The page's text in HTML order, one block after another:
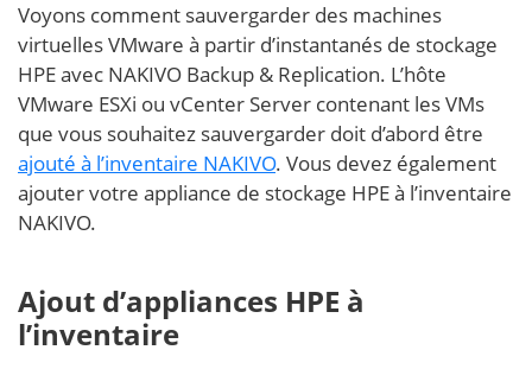
Voyons comment sauvergarder des machines
virtuelles VMware à partir d’instantanés de stockage
HPE avec NAKIVO Backup & Replication. L’hôte
VMware ESXi ou vCenter Server contenant les VMs
que vous souhaitez sauvergarder doit d’abord être
ajouté à l’inventaire NAKIVO. Vous devez également
ajouter votre appliance de stockage HPE à l’inventaire
NAKIVO.
Ajout d’appliances HPE à
l’inventaire